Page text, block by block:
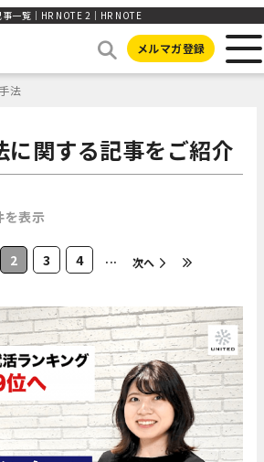
一覧｜HR NOTE 2｜HR NOTE
メルマガ登録
法
に関する記事をご紹介
を表示
2 3 4 ... 次へ